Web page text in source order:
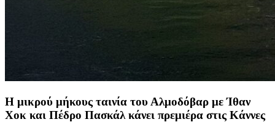
Η μικρού μήκους ταινία του Αλμοδόβαρ με Ίθαν
Χοκ και Πέδρο Πασκάλ κάνει πρεμιέρα στις Κάννες